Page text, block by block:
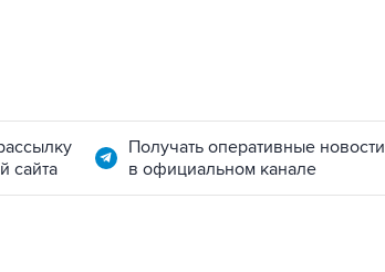
сайта
Получать оперативные новости
в официальном канале